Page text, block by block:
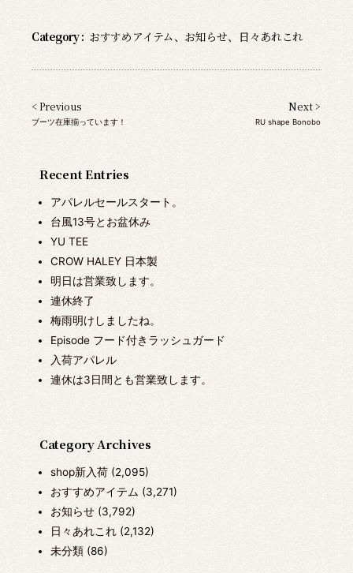
Recent Entries
アパレルセールスタート。
台風13号とお盆休み
YU TEE
CROW HALEY 日本製
明日は営業致します。
連休終了
梅雨明けしましたね。
Episode フード付きラッシュガード
入荷アパレル
連休は3日間とも営業致します。
Category Archives
shop新入荷(2,095)
おすすめアイテム (3,271)
お知らせ(3,792)
日々あれこれ(2,132)
未分類(86)
Category : おすすめアイテム、 お知らせ、 日々あれこれ
< Previous
ブーツ在庫揃っています！
Next >
RU shape Bonobo